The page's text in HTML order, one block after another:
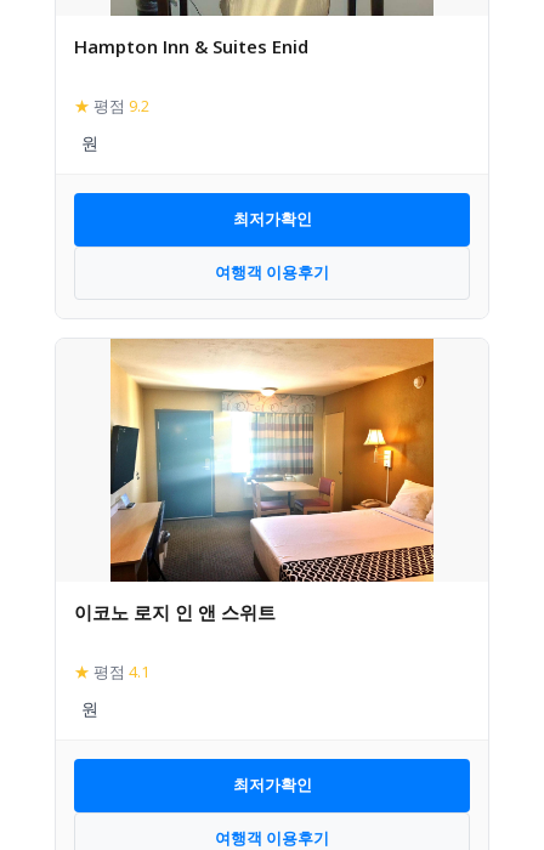
Hampton Inn & Suites Enid
★ 평점 9.2
최저가확인
여행객 이용후기
이코노 로지 인 앤 스위트
★ 평점 4.1
최저가확인
여행객 이용후기